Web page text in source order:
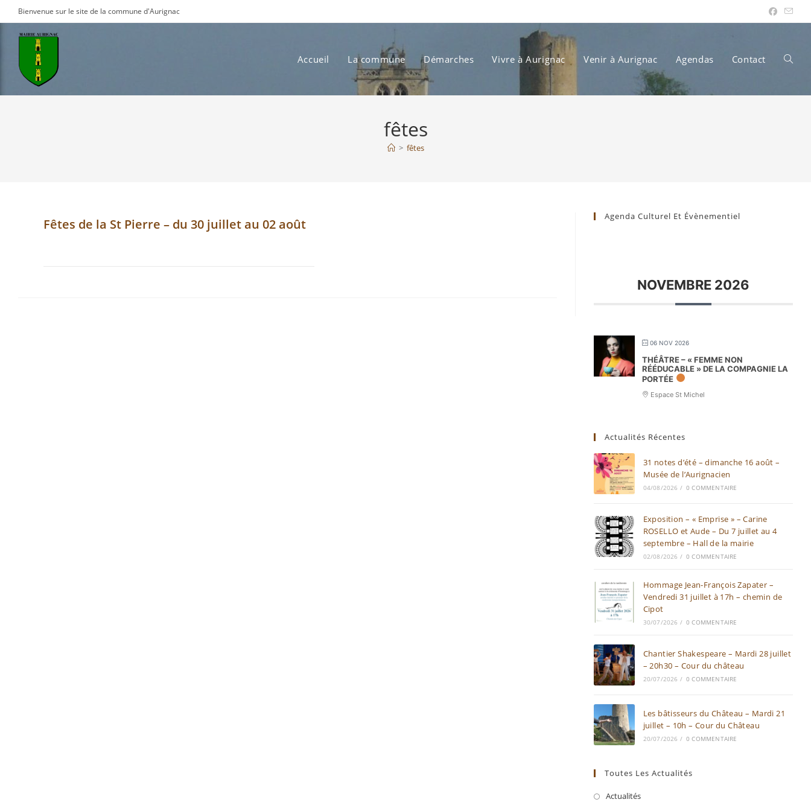
to
content
Bienvenue sur le site de la commune d'Aurignac
Accueil La commune Démarches Vivre à Aurignac Venir à Aurignac Agendas Contact Toggle
fêtes
> fêtes
Fêtes de la St Pierre – du 30 juillet au 02 août Agenda Culturel Et Évènementiel
NOVEMBRE 2026
06 NOV 2026
THÉÂTRE – « FEMME NON
RÉÉDUCABLE » DE LA COMPAGNIE LA
PORTÉE
Espace St Michel
Actualités Récentes
31 notes d’été – dimanche 16 août –
Musée de l’Aurignacien
04/08/2026 / 0 COMMENTAIRE
Exposition – « Emprise » – Carine
ROSELLO et Aude – Du 7 juillet au 4
septembre – Hall de la mairie
02/08/2026 / 0 COMMENTAIRE
Hommage Jean-François Zapater –
Vendredi 31 juillet à 17h – chemin de
Cipot
30/07/2026 / 0 COMMENTAIRE
Chantier Shakespeare – Mardi 28 juillet
– 20h30 – Cour du château
20/07/2026 / 0 COMMENTAIRE
Les bâtisseurs du Château – Mardi 21
juillet – 10h – Cour du Château
20/07/2026 / 0 COMMENTAIRE
Toutes Les Actualités
Actualités